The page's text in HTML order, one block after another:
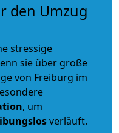
den Umzug
stressige
sie über große
von Freiburg im
, um
verläuft.